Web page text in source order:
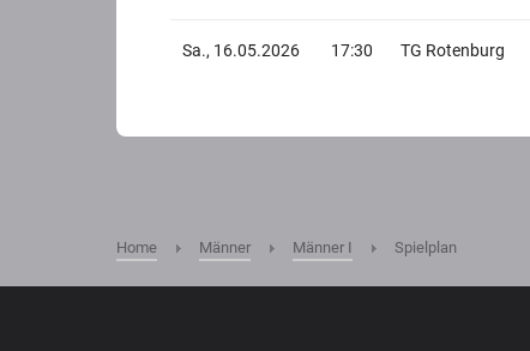
Sa., 16.05.2026 17:30 TG Rotenburg
Home Männer Männer I Spielplan